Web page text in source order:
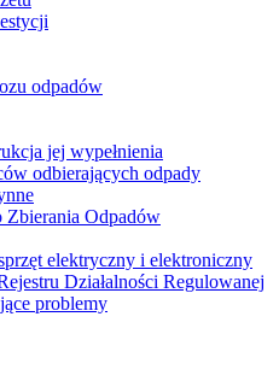
odpadów
jej wypełnienia
odbierających odpady
Zbierania Odpadów
elektryczny i elektroniczny
Działalności Regulowanej
problemy